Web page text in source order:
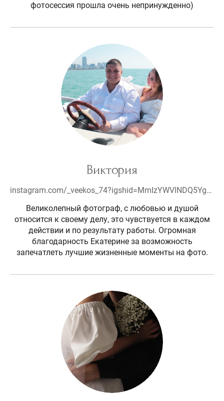
фотосессия прошла очень непринужденно)
Виктория
instagram.com/_veekos_74?igshid=MmIzYWVlNDQ5Yg==
Великолепный фотограф, с любовью и душой
относится к своему делу, это чувствуется в каждом
действии и по результату работы. Огромная
благодарность Екатерине за возможность
запечатлеть лучшие жизненные моменты на фото.